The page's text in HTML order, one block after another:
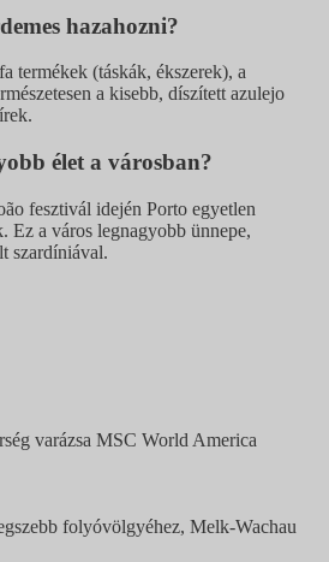
hazahozni?
termékek (táskák, ékszerek), a
a kisebb, díszített azulejo
élet a városban?
fesztivál idején Porto egyetlen
Ez a város legnagyobb ünnepe,
szardíniával.
varázsa MSC World America
folyóvölgyéhez, Melk-Wachau